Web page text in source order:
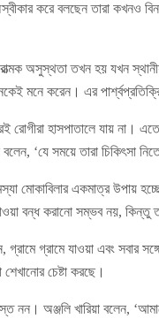
করে বলছেন তারা কখনও
অসুস্থতা তখন হয় যখন
মনে করেন। এর
হাসপাতালে যায় না। এতে
বলেন, ‘যে সময়ে তারা চিকিৎসা
মোকাবিলার একমাত্র উপায়
বন্ধ করানো সম্ভব নয়, কিন্তু
গ্রামে গ্রামে যাওয়া এবং সবার
চেষ্টা করছে।
নন। অঞ্জলি খারিয়া বলেন,